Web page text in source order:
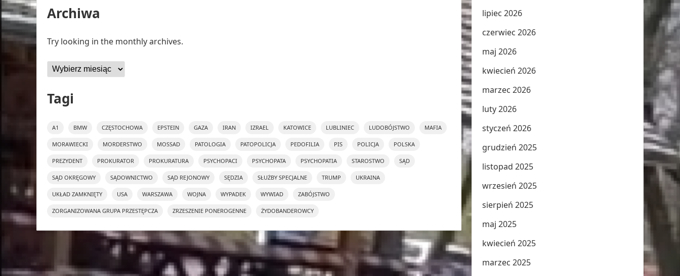
Archiwa
Try looking in the monthly archives.
Archiwa
Tagi
A1 BMW CZĘSTOCHOWA EPSTEIN GAZA IRAN IZRAEL KATOWICE LUBLINIEC LUDOBÓJSTWO MAFIA
MORAWIECKI MORDERSTWO MOSSAD PATOLOGIA PATOPOLICJA PEDOFILIA PIS POLICJA POLSKA
PREZYDENT PROKURATOR PROKURATURA PSYCHOPACI PSYCHOPATA PSYCHOPATIA STAROSTWO SĄD
SĄD OKRĘGOWY SĄDOWNICTWO SĄD REJONOWY SĘDZIA SŁUŻBY SPECJALNE TRUMP UKRAINA
UKŁAD ZAMKNIĘTY USA WARSZAWA WOJNA WYPADEK WYWIAD ZABÓJSTWO
ZORGANIZOWANA GRUPA PRZESTĘPCZA ZRZESZENIE PONEROGENNE ŻYDOBANDEROWCY
lipiec 2026
czerwiec 2026
maj 2026
kwiecień 2026
marzec 2026
luty 2026
styczeń 2026
grudzień 2025
listopad 2025
wrzesień 2025
sierpień 2025
maj 2025
kwiecień 2025
marzec 2025